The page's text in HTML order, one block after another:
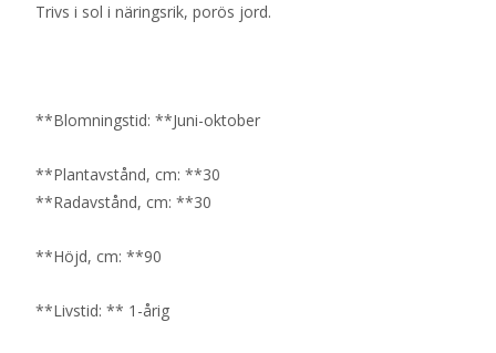
Trivs i sol i näringsrik, porös jord.
**Blomningstid: **Juni-oktober
**Plantavstånd, cm: **30
**Radavstånd, cm: **30
**Höjd, cm: **90
**Livstid: ** 1-årig